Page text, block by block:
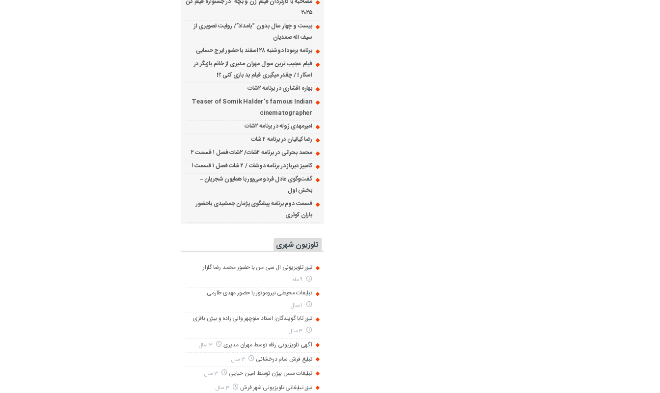
۲۰۲۵
بیست و چهار سال بدون “بامداد”/ روایت تصویری از
سیف اله صمدیان
برنامه برمودا دوشنبه ۲۸ اسفند با حضور ایرج حسابی
فیلم عجیب ترین سوال مهران مدیری از خانم بازیگر در
اسکار ! / چقدر میگیری فیلم بد بازی کنی ؟!
بهاره افشاری در برنامه ۲شات
Teaser of Somik Halder’s famous Indian
cinematographer
امیرمهدی ژوله در برنامه ۲شات
رضا کیانیان در برنامه ۲ شات
محمد بحرانی در برنامه ۲شات/ ۲شات فصل ۱ قسمت ۲
کامبیز دیرباز در برنامه دوشات / ۲ شات فصل ۱ قسمت ۱
گفت‌وگوی عادل فردوسی‌پور با همایون شجریان –
بخش اول
قسمت دوم برنامه پیشگوی پژمان جمشیدی باحضور
باران کوثری
تلوزیون شهری
تیزر تلویزیونی ال سی من با حضور محمد رضا گلزار
تبلیغات محیطی نیروموتور با حضور مهدی طارمی
تیزر تابا گویندگان; استاد منوچهر والی زاده و بیژن باقری
آگهی تلویزیونی رفاه توسط مهران مدیری 3 سال
تبلیغ فرش سام درخشانی 3 سال
تبلیغات سس بیژن توسط امین حیایی 3 سال
تیزر تبلیغاتی تلویزیونی شهر فرش 3 سال